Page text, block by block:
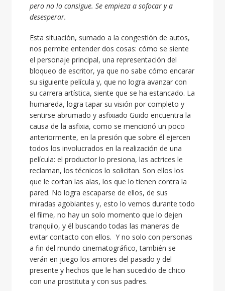
pero no lo consigue. Se empieza a sofocar y a
desesperar.
Esta situación, sumado a la congestión de autos,
nos permite entender dos cosas: cómo se siente
el personaje principal, una representación del
bloqueo de escritor, ya que no sabe cómo encarar
su siguiente película y, que no logra avanzar con
su carrera artística, siente que se ha estancado. La
humareda, logra tapar su visión por completo y
sentirse abrumado y asfixiado Guido encuentra la
causa de la asfixia, como se mencionó un poco
anteriormente, en la presión que sobre él ejercen
todos los involucrados en la realización de una
película: el productor lo presiona, las actrices le
reclaman, los técnicos lo solicitan. Son ellos los
que le cortan las alas, los que lo tienen contra la
pared. No logra escaparse de ellos, de sus
miradas agobiantes y, esto lo vemos durante todo
el filme, no hay un solo momento que lo dejen
tranquilo, y él buscando todas las maneras de
evitar contacto con ellos. Y no solo con personas
a fin del mundo cinematográfico, también se
verán en juego los amores del pasado y del
presente y hechos que le han sucedido de chico
con una prostituta y con sus padres.